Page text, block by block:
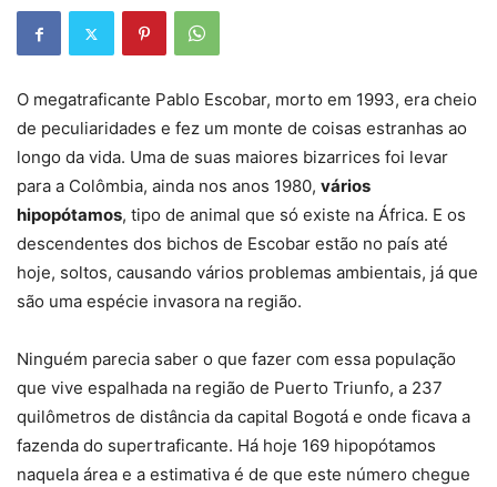
O megatraficante Pablo Escobar, morto em 1993, era cheio
de peculiaridades e fez um monte de coisas estranhas ao
longo da vida. Uma de suas maiores bizarrices foi levar
para a Colômbia, ainda nos anos 1980, vários
hipopótamos, tipo de animal que só existe na África. E os
descendentes dos bichos de Escobar estão no país até
hoje, soltos, causando vários problemas ambientais, já que
são uma espécie invasora na região.
Ninguém parecia saber o que fazer com essa população
que vive espalhada na região de Puerto Triunfo, a 237
quilômetros de distância da capital Bogotá e onde ficava a
fazenda do supertraficante. Há hoje 169 hipopótamos
naquela área e a estimativa é de que este número chegue